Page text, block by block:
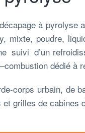
à
mixte, poudre,
suivi d’un
dédié à
corps urbain,
grilles de cabines